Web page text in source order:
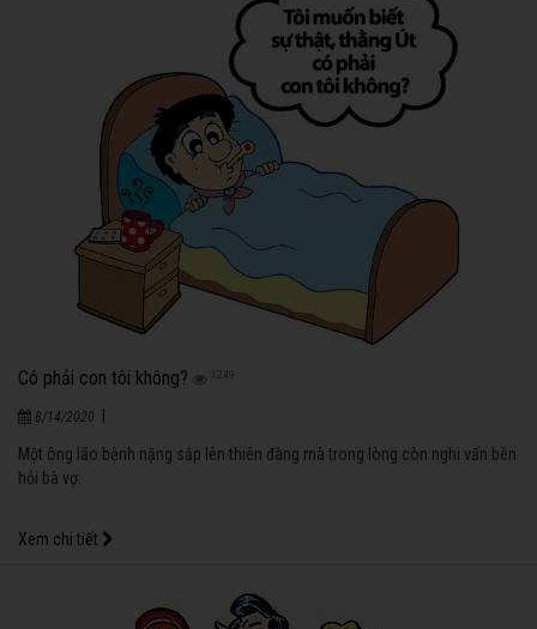
Có phải con tôi không? 1249
8/14/2020 |
Một ông lão bệnh nặng sắp lên thiên đàng mà trong lòng còn nghi vấn bèn
hỏi bà vợ:
Xem chi tiết